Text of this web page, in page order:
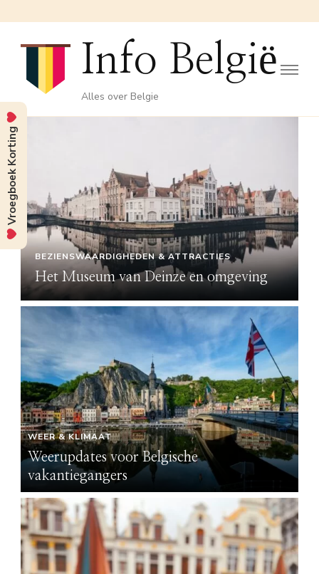
Info België
Alles over Belgie
BEZIENSWAARDIGHEDEN & ATTRACTIES
Het Museum van Deinze en omgeving
WEER & KLIMAAT
Weerupdates voor Belgische
vakantiegangers
Vroegboek Korting